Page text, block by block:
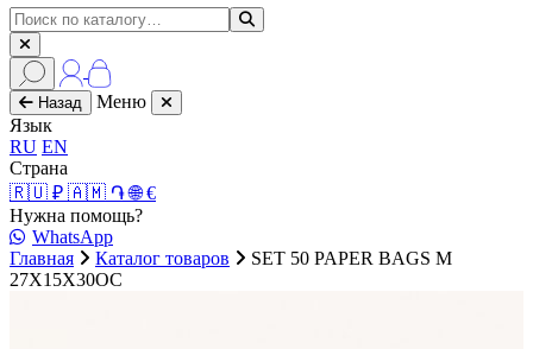
Назад
Меню
Язык
RU EN
Страна
🇷🇺 ₽ 🇦🇲 ֏🌐 €
Нужна помощь?
WhatsApp
Главная
Каталог товаров
SET 50 PAPER BAGS M
27X15X30OC